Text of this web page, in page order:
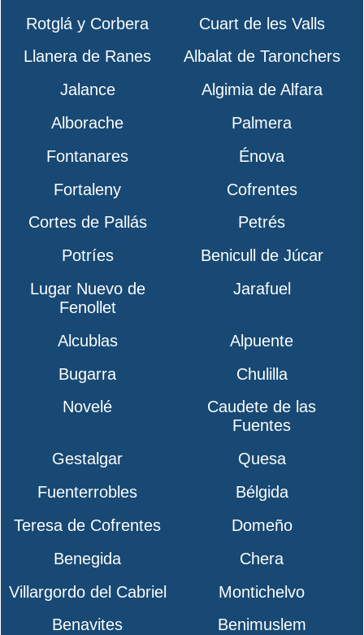
Rotglá y Corbera
Cuart de les Valls
Llanera de Ranes
Albalat de Taronchers
Jalance
Algimia de Alfara
Alborache
Palmera
Fontanares
Énova
Fortaleny
Cofrentes
Cortes de Pallás
Petrés
Potríes
Benicull de Júcar
Lugar Nuevo de
Fenollet
Jarafuel
Alcublas
Alpuente
Bugarra
Chulilla
Novelé
Caudete de las
Fuentes
Gestalgar
Quesa
Fuenterrobles
Bélgida
Teresa de Cofrentes
Domeño
Benegida
Chera
Villargordo del Cabriel
Montichelvo
Benavites
Benimuslem